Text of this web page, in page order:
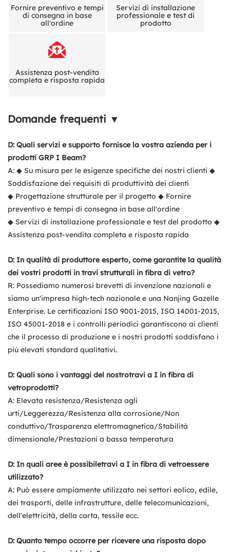
Fornire preventivo e tempi
di consegna in base
all'ordine
Servizi di installazione
professionale e test di
prodotto
Assistenza post-vendita
completa e risposta rapida
Domande frequenti ▼
D: Quali servizi e supporto fornisce la vostra azienda per i
prodotti GRP I Beam?
A: ◆ Su misura per le esigenze specifiche dei nostri clienti ◆
Soddisfazione dei requisiti di produttività dei clienti
◆ Progettazione strutturale per il progetto ◆ Fornire
preventivo e tempi di consegna in base all'ordine
◆ Servizi di installazione professionale e test del prodotto ◆
Assistenza post-vendita completa e risposta rapida
D: In qualità di produttore esperto, come garantite la qualità
dei vostri prodotti in travi strutturali in fibra di vetro?
R: Possediamo numerosi brevetti di invenzione nazionali e
siamo un'impresa high-tech nazionale e una Nanjing Gazelle
Enterprise. Le certificazioni ISO 9001-2015, ISO 14001-2015,
ISO 45001-2018 e i controlli periodici garantiscono ai clienti
che il processo di produzione e i nostri prodotti soddisfano i
più elevati standard qualitativi.
D: Quali sono i vantaggi del nostrotravi a I in fibra di
vetroprodotti?
A: Elevata resistenza/Resistenza agli
urti/Leggerezza/Resistenza alla corrosione/Non
conduttivo/Trasparenza elettromagnetica/Stabilità
dimensionale/Prestazioni a bassa temperatura
D: In quali aree è possibiletravi a I in fibra di vetroessere
utilizzato?
A: Può essere ampiamente utilizzato nei settori eolico, edile,
dei trasporti, delle infrastrutture, delle telecomunicazioni,
dell'elettricità, della carta, tessile ecc.
D: Quanto tempo occorre per ricevere una risposta dopo